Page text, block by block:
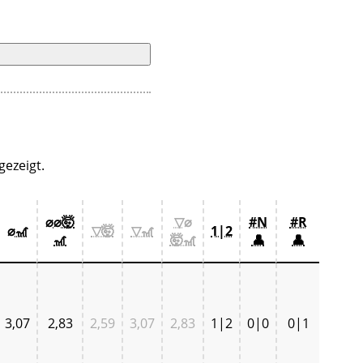
⌀🎢
⌀⌀🤯
🎢
▽🤯 ▽🎢
▽⌀
🤯🎢
1|2
#N
👤
#R
👤
3,07 2,83 2,59 3,07 2,83 1|2 0|0 0|1